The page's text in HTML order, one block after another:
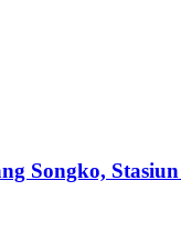
Songko,